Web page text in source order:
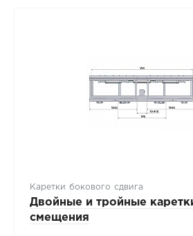
Каретки бокового сдвига
Двойные и тройные
смещения